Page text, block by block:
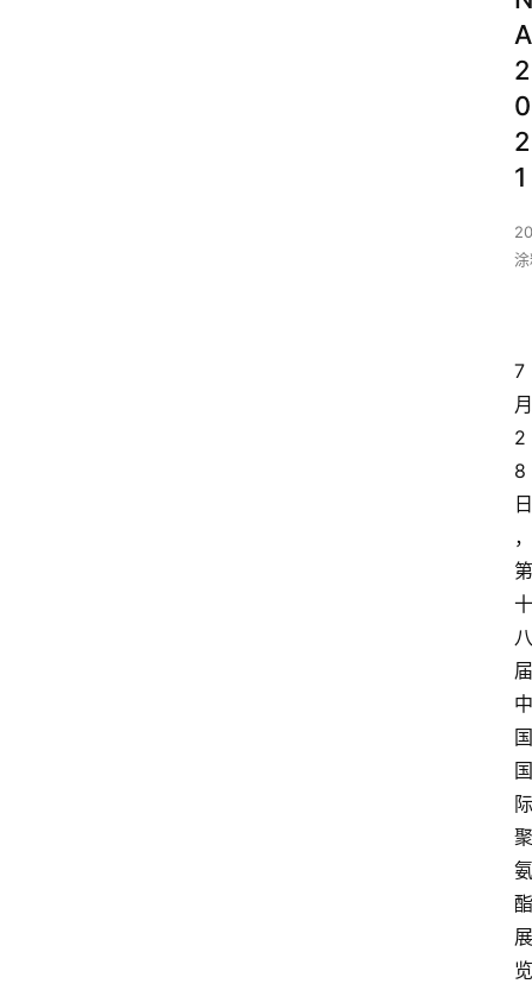
A
2
0
2
1
7
月
2
8
日
，
第
十
八
届
中
国
国
际
聚
氨
酯
展
览